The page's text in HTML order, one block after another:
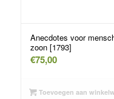
Anecdotes voor
zoon [1793]
€75,00
Toevoegen aan